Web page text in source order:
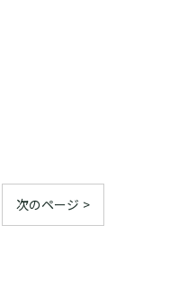
次のページ >